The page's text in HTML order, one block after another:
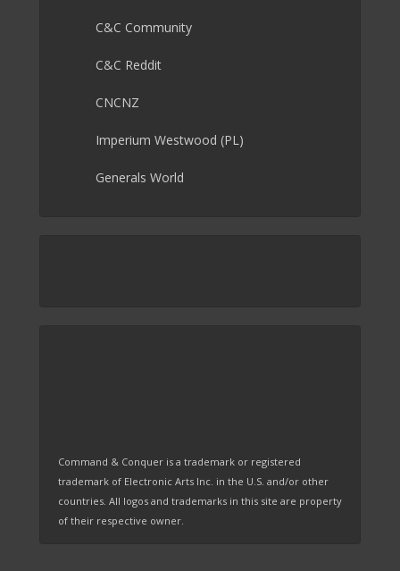
C&C Community
C&C Reddit
CNCNZ
Imperium Westwood (PL)
Generals World
Command & Conquer is a trademark or registered
trademark of Electronic Arts Inc. in the U.S. and/or other
countries. All logos and trademarks in this site are property
of their respective owner.